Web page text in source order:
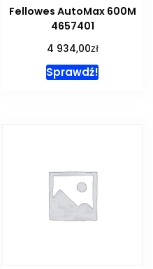
Fellowes AutoMax 600M
4657401
4 934,00zł
Sprawdź!